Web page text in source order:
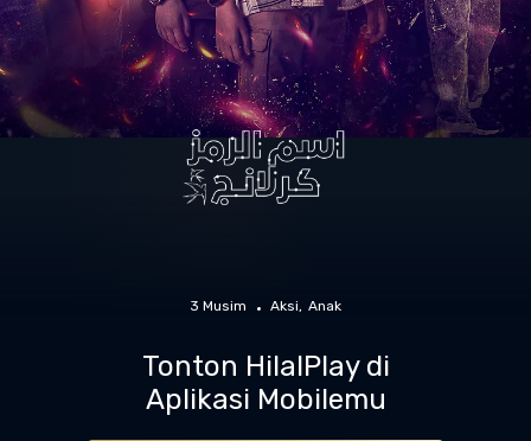
3 Musim Aksi Anak
Tonton HilalPlay di
Aplikasi Mobilemu